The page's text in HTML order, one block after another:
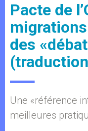
Pacte de
des
Une «référence
meilleures